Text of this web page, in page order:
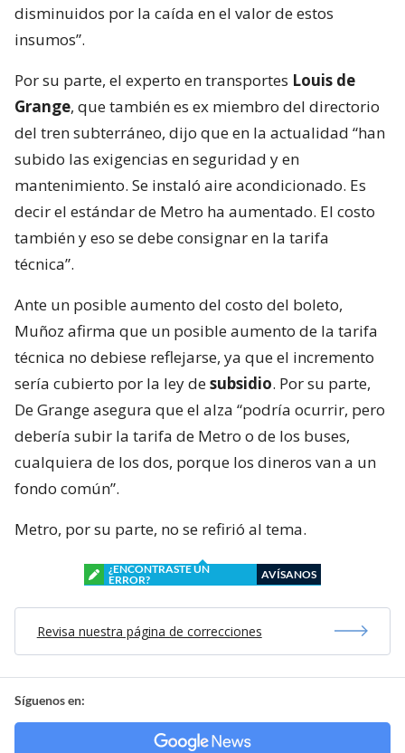
disminuidos por la caída en el valor de estos
insumos”.
Por su parte, el experto en transportes Louis de
Grange, que también es ex miembro del directorio
del tren subterráneo, dijo que en la actualidad “han
subido las exigencias en seguridad y en
mantenimiento. Se instaló aire acondicionado. Es
decir el estándar de Metro ha aumentado. El costo
también y eso se debe consignar en la tarifa
técnica”.
Ante un posible aumento del costo del boleto,
Muñoz afirma que un posible aumento de la tarifa
técnica no debiese reflejarse, ya que el incremento
sería cubierto por la ley desubsidio. Por su parte,
De Grange asegura que el alza “podría ocurrir, pero
debería subir la tarifa de Metro o de los buses,
cualquiera de los dos, porque los dineros van a un
fondo común”.
Metro, por su parte, no se refirió al tema.
¿ENCONTRASTE UN
ERROR?
AVÍSANOS
Revisa nuestra página de correcciones
Síguenos en: